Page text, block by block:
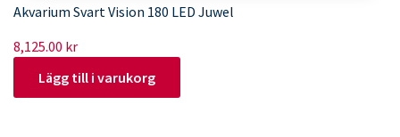
Akvarium Svart Vision 180 LED Juwel
8,125.00 kr
Lägg till i varukorg